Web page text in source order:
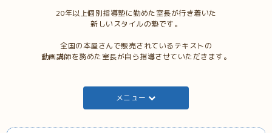
20年以上個別指導塾に勤めた室長が行き着いた
新しいスタイルの塾です。
全国の本屋さんで販売されているテキストの
動画講師を務めた室長が自ら指導させていただきます。
メニュー